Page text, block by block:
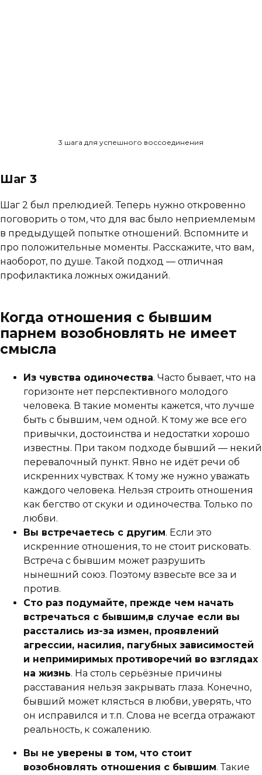
3 шага для успешного воссоединения
Шаг 3
Шаг 2 был прелюдией. Теперь нужно откровенно
поговорить о том, что для вас было неприемлемым
в предыдущей попытке отношений. Вспомните и
про положительные моменты. Расскажите, что вам,
наоборот, по душе. Такой подход — отличная
профилактика ложных ожиданий.
Когда отношения с бывшим
парнем возобновлять не имеет
смысла
Из чувства одиночества. Часто бывает, что на
горизонте нет перспективного молодого
человека. В такие моменты кажется, что лучше
быть с бывшим, чем одной. К тому же все его
привычки, достоинства и недостатки хорошо
известны. При таком подходе бывший — некий
перевалочный пункт. Явно не идёт речи об
искренних чувствах. К тому же нужно уважать
каждого человека. Нельзя строить отношения
как бегство от скуки и одиночества. Только по
любви.
Вы встречаетесь с другим. Если это
искренние отношения, то не стоит рисковать.
Встреча с бывшим может разрушить
нынешний союз. Поэтому взвесьте все за и
против.
Сто раз подумайте, прежде чем начать
встречаться с бывшим,в случае если вы
расстались из-за измен, проявлений
агрессии, насилия, пагубных зависимостей
и непримиримых противоречий во взглядах
на жизнь. На столь серьёзные причины
расставания нельзя закрывать глаза. Конечно,
бывший может клясться в любви, уверять, что
он исправился и т.п. Слова не всегда отражают
реальность, к сожалению.
Вы не уверены в том, что стоит
возобновлять отношения с бывшим. Такие